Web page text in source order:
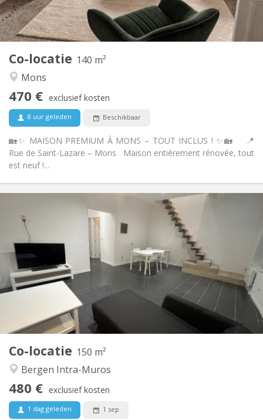
Co-locatie 140 m²
Mons
470 € exclusief kosten
8 uur geleden Beschikbaar
🏡✨ MAISON PREMIUM À MONS – TOUT INCLUS ! ✨🏡 📍
Rue de Saint-Lazare – Mons Maison entièrement rénovée, tout
est neuf !...
Badkamer:
Privaat
Keuken:
Gemeenschappelijk
Oppervlakte:
140 m
2
Private kamers:
Ernstig, rustig, gemeenschappelijk, hartelijk
Co-locatie 150 m²
Bergen Intra-Muros
480 € exclusief kosten
1 dag geleden 1 sep
Praktische Informatie
12 maanden
Domiciliëring:
Toegelaten
Inrichting
Badkamer:
Privaat
Keuken:
Gemeenschappelijk
Oppervlakte:
150 m
2
Private kamers:
1
Gemeenschappelijk, rustig, hartelijk, ernstig